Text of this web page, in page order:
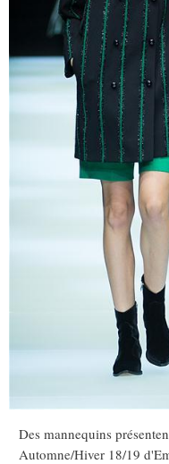
Des mannequins
Automne/Hiver 18/19